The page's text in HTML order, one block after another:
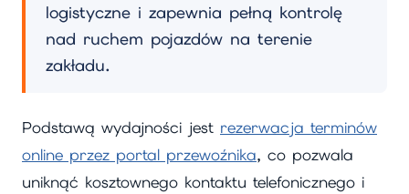
logistyczne i zapewnia pełną kontrolę
nad ruchem pojazdów na terenie
zakładu.
Podstawą wydajności jest rezerwacja terminów
online przez portal przewoźnika, co pozwala
uniknąć kosztownego kontaktu telefonicznego i